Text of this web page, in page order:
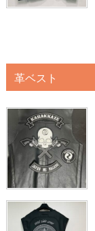
革ベスト